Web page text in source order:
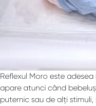
Reflexul Moro este adesea
apare atunci când
puternic sau de alți